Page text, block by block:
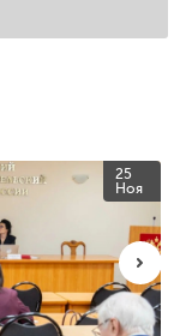
25
Ноя